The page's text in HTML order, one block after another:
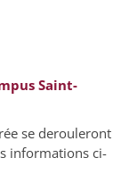
Saint-
se derouleront
informations ci-